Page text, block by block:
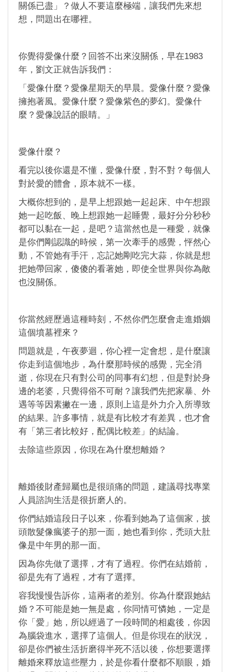
關係已盡」？做人不要這麼極端，讓我們先來想
想，問題出在哪裡。
你覺得愛像什麼？回答不出來沒關係，早在1983
年，劉文正就告訴我們：
「愛像什麼？愛像星期天的早晨。愛像什麼？愛像
擁抱著風。愛像什麼？愛像紫色的夢幻。愛像什
麼？愛像說話的眼睛。」
愛像什麼？
看完以後你還是不懂，愛像什麼，對不對？每個人
對於愛的體會，原本就不一樣。
大概你想到的，是早上想跟她一起起床、中午想跟
她一起吃飯、晚上想跟她一起睡覺，最好分分秒秒
都可以黏在一起，是吧？這當然也是一種愛，就像
是你們剛認識的時候，第一次牽手的感覺，怦然心
動，不管她有手汗，忘記她剛吃完大蒜，你就是想
把她帶回家，傻傻的看著她，即使全世界與你為敵
也沒關係。
你當然經歷過這種時刻，不然你們怎麼會走進婚姻
這個墳墓裡來？
問題就是，午夜夢迴，你心裡一定會想，是什麼讓
你走到這個地步，為什麼那時候的感覺，完全消
逝，你現在只有對公司的同事有幻想，但是對於身
邊的老婆，只覺得俗不可耐？讓我們先把家暴、外
遇等等因素撇在一邊，原則上這是外力介入所導致
的結果。許多事情，就是有比較才有差異，也才會
有「第三者比較好，配偶比較差」的結論。
去除這些原因，你現在為什麼想離婚？
離婚後財產歸屬也是很頭痛的問題，建議尋找專業
人員諮詢生活是很折磨人的。
你們結婚這段日子以來，你看到她為了這個家，披
頭散髮像瘋婆子的那一面，她也看到你，禿頭大肚
像是中年男的那一面。
因為你先做了選擇，才有了過程。你們在結婚前，
卻是先有了過程，才有了選擇。
容我慢慢告訴你，這兩者的差別。你為什麼跟她結
婚？不可能是她一無是處，你同情可憐她，一定是
你「愛」她，所以經過了一段時間的相處後，你因
為腦袋進水，選擇了這個人。但是你現在的狀況，
卻是你們被生活折磨得半死不活以後，你想要選擇
離婚來釋放這些壓力，於是你看什麼都不順眼，婚